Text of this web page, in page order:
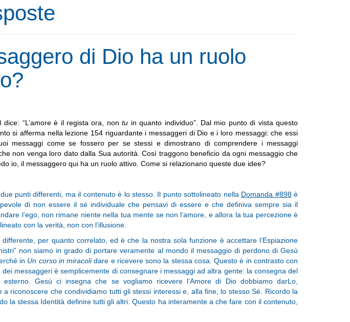
di Dio ha un ruolo
“L’amore è il regista ora, nontu in quanto individuo”. Dal mio punto di vista questo
si afferma nella lezione 154 riguardante i messaggeri di Dio e i loro messaggi: che essi
messaggi come se fossero per se stessi e dimostrano di comprendere i messaggi
non venga loro dato dalla Sua autorità. Così traggono beneficio da ogni messaggio che
io, il messaggero qui ha un ruolo attivo. Come si relazionano queste due idee?
punti differenti, ma il contenuto è lo stesso. Il punto sottolineato nella Domanda #898è
di non essere il sé individuale che pensavi di essere e che definiva sempre sia il
l’ego, non rimane niente nella tua mente se non l’amore, e allora la tua percezione è
con la verità, non con l’illusione.
per quanto correlato, ed è che la nostra sola funzione è accettare l’Espiazione
non siamo in grado di portare veramente al mondo il messaggio di perdono di Gesù
in Un corso in miracolidare e ricevere sono la stessa cosa. Questo è in contrasto con
messaggeri è semplicemente di consegnare i messaggi ad altra gente: la consegna del
Gesù ci insegna che se vogliamo ricevere l’Amore di Dio dobbiamo darLo,
riconoscere che condividiamo tutti gli stessi interessi e, alla fine, lo stesso Sé. Ricordo la
la stessa Identità definire tutti gli altri. Questo ha interamente a che fare con il contenuto,